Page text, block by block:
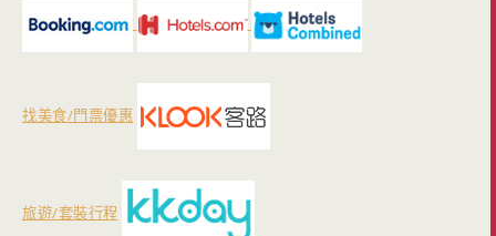
找美食/門票優惠
旅遊/套裝行程